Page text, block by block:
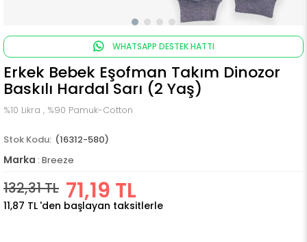
WHATSAPP DESTEK HATTI
Erkek Bebek Eşofman Takım Dinozor
Baskılı Hardal Sarı (2 Yaş)
%10 Likra , %90 Pamuk-Cotton
(16312-580)
Marka : Breeze
132,31 TL 71,19 TL
11,87 TL 'den başlayan taksitlerle